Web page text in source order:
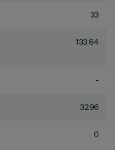
33
133.64
-
3296
0